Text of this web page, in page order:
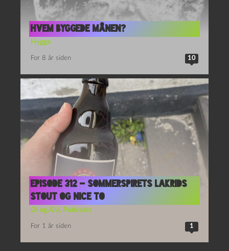
Hvem byggede månen?
Hygge
For 8 år siden 10
Episode 312 – Sommerspirets Lakrids
Stout og Nice To
Øl og Ævl , Podcasts
For 1 år siden 1